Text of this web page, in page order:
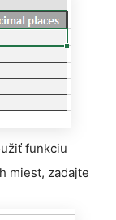
funkciu
miest, zadajte